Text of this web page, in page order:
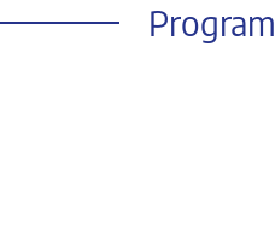
Program